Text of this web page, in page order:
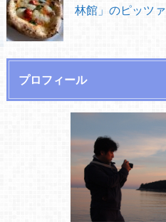
林館」のピッツァ
プロフィール